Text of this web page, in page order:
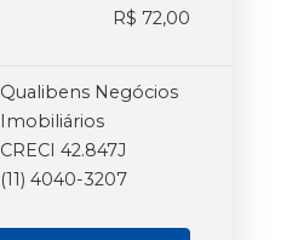
R$ 72,00
Qualibens Negócios
Imobiliários
CRECI 42.847J
(11) 4040-3207